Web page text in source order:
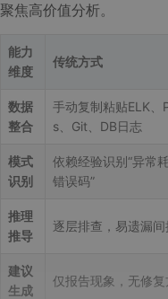
聚焦高价值分析。
能力
维度
传统方式
数据
整合
手动复制粘贴ELK、
s、Git、DB日志
模式
识别
依赖经验识别“异常
错误码”
推理
推导
逐层排查，易遗漏间
建议
生成
仅报告现象，无修复